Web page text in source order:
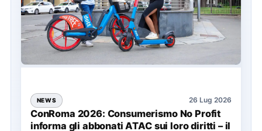
NEWS 26 Lug 2026
ConRoma 2026: Consumerismo No Profit
informa gli abbonati ATAC sui loro diritti – il